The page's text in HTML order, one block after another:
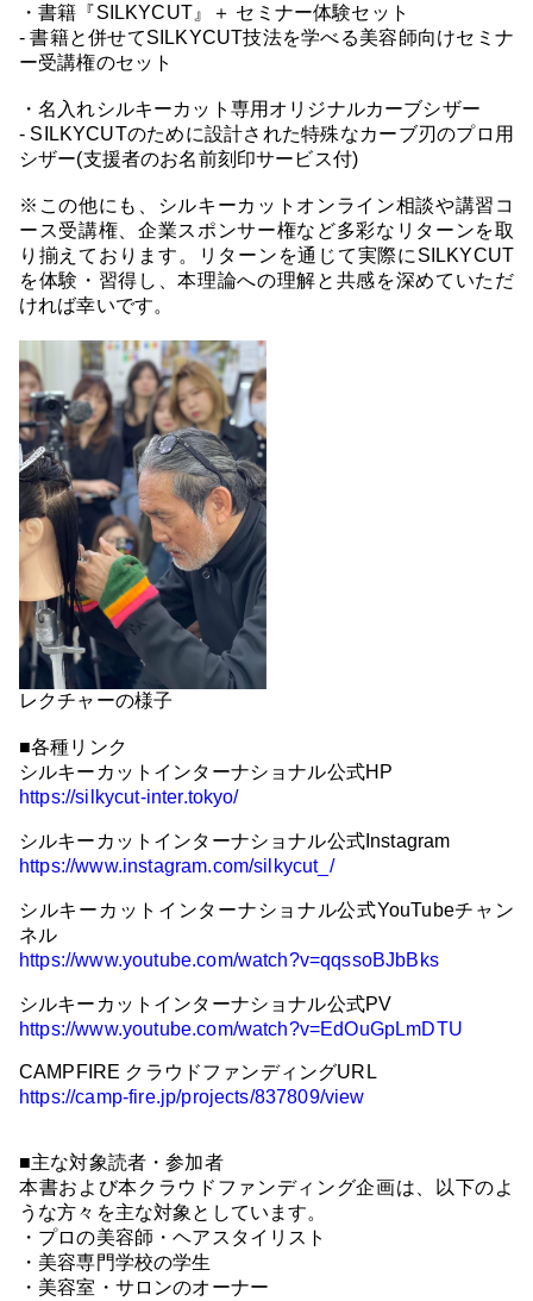
・書籍『SILKYCUT』＋ セミナー体験セット
- 書籍と併せてSILKYCUT技法を学べる美容師向けセミナ
ー受講権のセット
・名入れシルキーカット専用オリジナルカーブシザー
- SILKYCUTのために設計された特殊なカーブ刃のプロ用
シザー(支援者のお名前刻印サービス付)
※この他にも、シルキーカットオンライン相談や講習コ
ース受講権、企業スポンサー権など多彩なリターンを取
り揃えております。リターンを通じて実際にSILKYCUT
を体験・習得し、本理論への理解と共感を深めていただ
ければ幸いです。
レクチャーの様子
■各種リンク
シルキーカットインターナショナル公式HP
https://silkycut-inter.tokyo/
シルキーカットインターナショナル公式Instagram
https://www.instagram.com/silkycut_/
シルキーカットインターナショナル公式YouTubeチャン
ネル
https://www.youtube.com/watch?v=qqssoBJbBks
シルキーカットインターナショナル公式PV
https://www.youtube.com/watch?v=EdOuGpLmDTU
CAMPFIRE クラウドファンディングURL
https://camp-fire.jp/projects/837809/view
■主な対象読者・参加者
本書および本クラウドファンディング企画は、以下のよ
うな方々を主な対象としています。
・プロの美容師・ヘアスタイリスト
・美容専門学校の学生
・美容室・サロンのオーナー